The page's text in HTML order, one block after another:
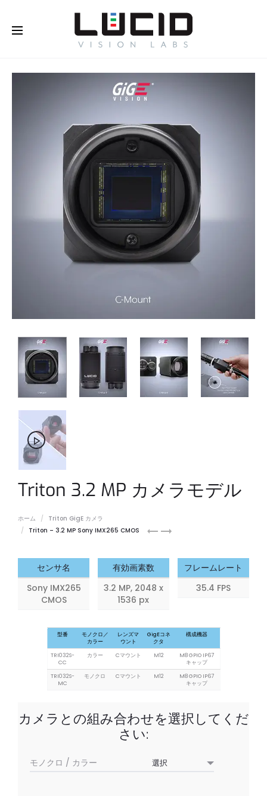
Triton 3.2 MP カメラモデル
ホーム
Triton GigE カメラ
Triton – 3.2 MP Sony IMX265 CMOS
Triton
センサ名
Sony IMX265
CMOS
有効画素数
3.2 MP, 2048 x
1536 px
フレームレート
35.4 FPS
型番
モノクロ／
カラー
レンズマ
ウント
GigEコネ
クタ
構成機器
TRI032S-
CC
カラー Cマウント M12
M8 GPIO IP67
キャップ
TRI032S-
MC
モノクロ Cマウント M12
M8 GPIO IP67
キャップ
カメラとの組み合わせを選択してくだ
さい:
モノクロ / カラー